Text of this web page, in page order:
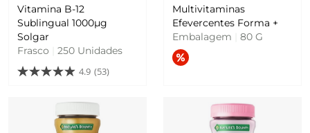
Vitamina B-12
Sublingual 1000µg
Solgar
Frasco
250 Unidades
4.9 (53)
Multivitaminas
Efevercentes Forma +
Embalagem
80 G